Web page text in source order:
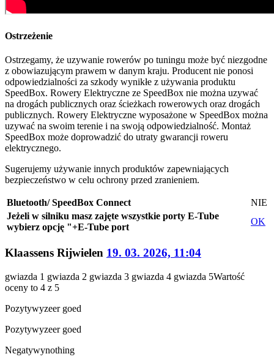
Ostrzeżenie
Ostrzegamy, że uzywanie rowerów po tuningu może być niezgodne
z obowiazującym prawem w danym kraju. Producent nie ponosi
odpowiedzialności za szkody wynikłe z używania produktu
SpeedBox. Rowery Elektryczne ze SpeedBox nie można uzywać
na drogách publicznych oraz ścieżkach rowerowych oraz drogách
publicznych. Rowery Elektryczne wyposażone w SpeedBox można
uzywać na swoim terenie i na swoją odpowiedzialność. Montaż
SpeedBox może doprowadzić do utraty gwarancji roweru
elektrycznego.
Sugerujemy używanie innych produktów zapewniających
bezpieczeństwo w celu ochrony przed zranieniem.
Bluetooth/ SpeedBox Connect
NIE
Jeżeli w silniku masz zajęte wszystkie porty E-Tube
wybierz opcję "+E-Tube port
OK
Klaassens Rijwielen 19. 03. 2026, 11:04
gwiazda 1 gwiazda 2 gwiazda 3 gwiazda 4 gwiazda 5Wartość
oceny to 4 z 5
Pozytywyzeer goed
Pozytywyzeer goed
Negatywynothing